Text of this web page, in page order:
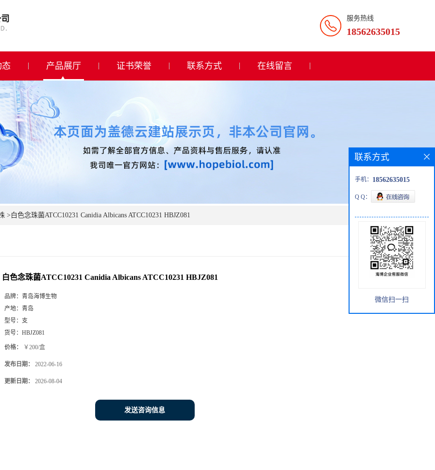
服务热线
18562635015
产品展厅 证书荣誉 联系方式 在线留言
> 白色念珠菌ATCC10231 Canidia Albicans ATCC10231 HBJZ081
白色念珠菌ATCC10231 Canidia Albicans ATCC10231 HBJZ081
品牌： 青岛海博生物
产地： 青岛
型号： 支
货号： HBJZ081
价格： ￥200/盒
发布日期： 2022-06-16
更新日期： 2026-08-04
发送咨询信息
联系方式
手机： 18562635015
Q Q：
微信扫一扫